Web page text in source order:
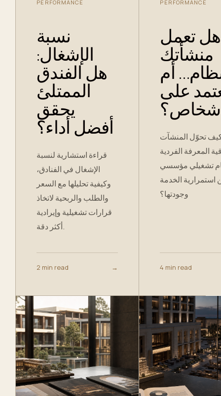
PERFORMANCE
نسبة
الإشغال:
هل الفندق
الممتلئ
يحقق
أفضل أداء؟
قراءة استشارية لنسبة
الإشغال في الفنادق،
وكيفية تحليلها مع السعر
والطلب والربحية لاتخاذ
قرارات تشغيلية وإيرادية
أكثر دقة.
2 min read →
PERFORMANCE
هل تعمل
منشأتك
أم
على
تحوّل المنشآت
المعرفة الفردية
تشغيلي مؤسسي
الخدمة
وجودتها؟
4 min read